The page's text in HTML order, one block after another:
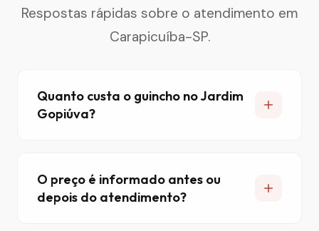
Respostas rápidas sobre o atendimento em
Carapicuíba-SP.
Quanto custa o guincho no Jardim
Gopiúva?
O preço é informado antes ou
depois do atendimento?